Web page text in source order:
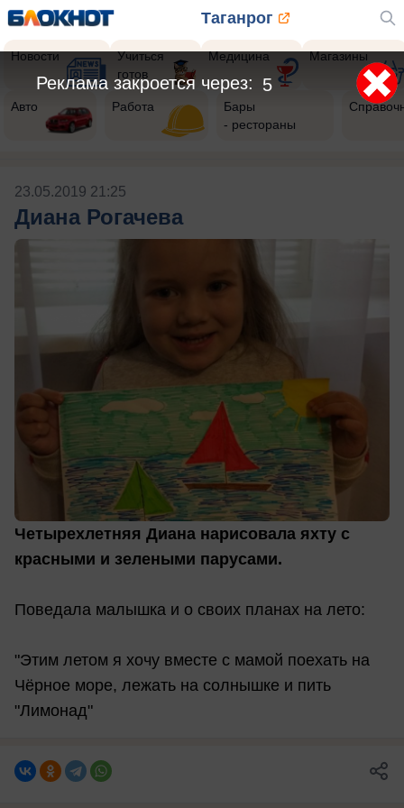
Таганрог
Новости
Учиться
готов
Медицина Магазины
Авто Работа
Бары
- рестораны
23.05.2019 21:25
Диана Рогачева
Четырехлетняя Диана нарисовала яхту с
красными и зелеными парусами.
Поведала малышка и о своих планах на лето:
"Этим летом я хочу вместе с мамой поехать на
Чёрное море, лежать на солнышке и пить
"Лимонад"
5
Реклама закроется через: